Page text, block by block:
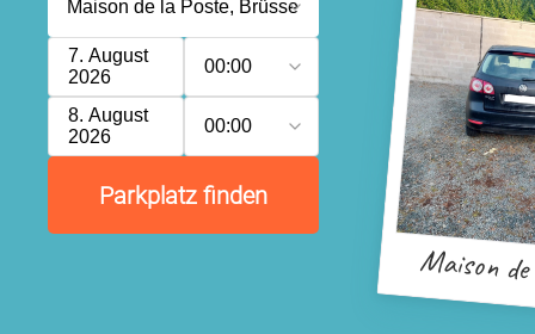
7. August
2026
00:00
8. August
2026
00:00
Parkplatz finden
Maison